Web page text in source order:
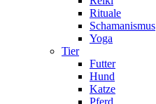
Rituale
Schamanismus
Yoga
Tier
Futter
Hund
Katze
Pferd